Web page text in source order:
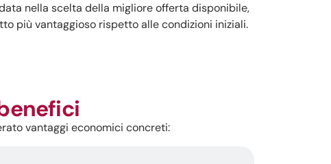
nella scelta della migliore offerta disponibile,
più vantaggioso rispetto alle condizioni iniziali.
vantaggi economici concreti: